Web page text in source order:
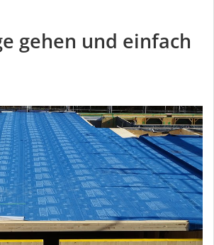
gehen und einfach